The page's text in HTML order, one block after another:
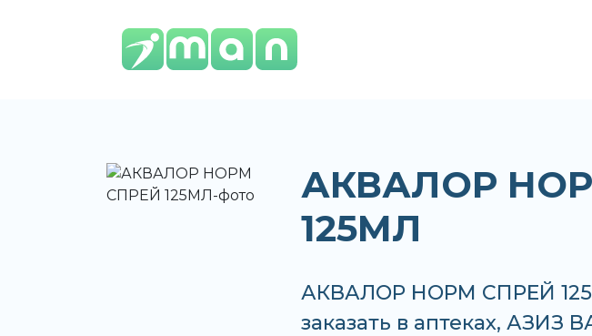
АКВАЛОР
125МЛ
АКВАЛОР НОРМ СПРЕЙ
заказать в аптеках, АЗИЗ